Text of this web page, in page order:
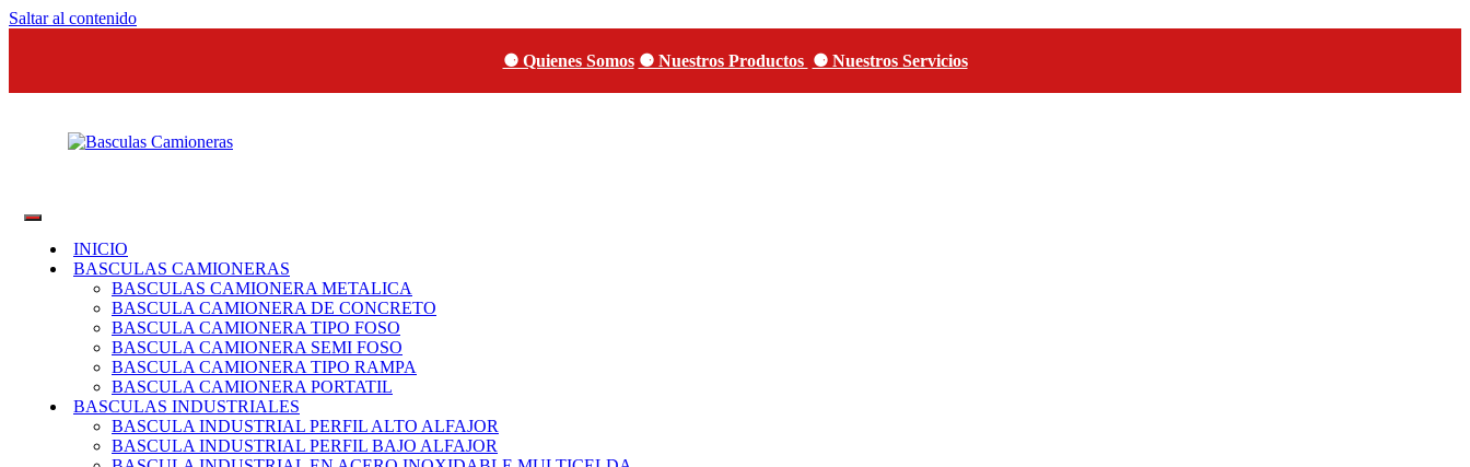
Saltar al contenido
⚈ Quienes Somos ⚈ Nuestros Productos ⚈ Nuestros Servicios
Camioneras
Sistemas
Eléctricos
INICIO
BASCULAS CAMIONERAS
BASCULAS CAMIONERA METALICA
BASCULA CAMIONERA DE CONCRETO
BASCULA CAMIONERA TIPO FOSO
BASCULA CAMIONERA SEMI FOSO
BASCULA CAMIONERA TIPO RAMPA
BASCULA CAMIONERA PORTATIL
BASCULAS INDUSTRIALES
BASCULA INDUSTRIAL PERFIL ALTO ALFAJOR
BASCULA INDUSTRIAL PERFIL BAJO ALFAJOR